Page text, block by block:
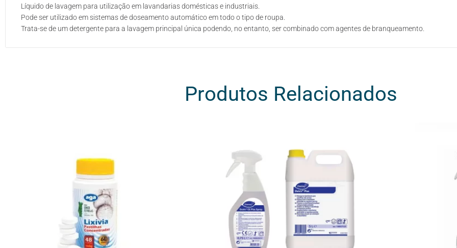
Líquido de lavagem para utilização em lavandarias domésticas e industriais.
Pode ser utilizado em sistemas de doseamento automático em todo o tipo de roupa.
Trata-se de um detergente para a lavagem principal única podendo, no entanto, ser combinado com agentes de branqueamento.
Produtos Relacionados